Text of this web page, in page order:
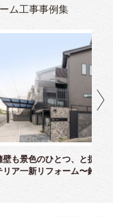
ム工事事例集
壁も景色のひとつ、と捉え
リア一新リフォーム〜鈴木